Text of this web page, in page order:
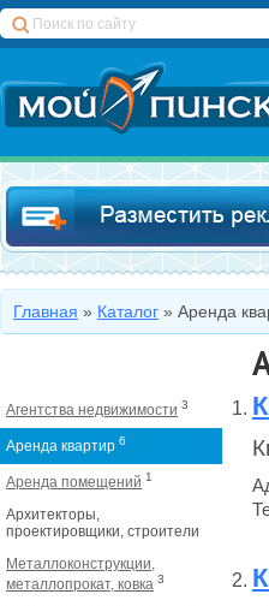
Главная » Каталог » Аренда
Агентства недвижимости 3
Аренда квартир 6
Аренда помещений 1
Архитекторы,
проектировщики, строители
Металлоконструкции,
металлопрокат, ковка 3